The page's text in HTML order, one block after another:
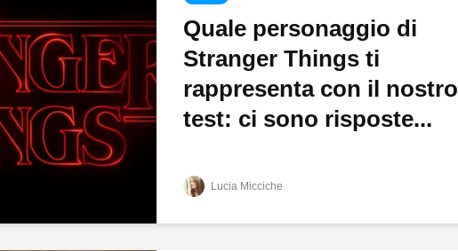
Quale personaggio di
Stranger Things ti
rappresenta con il nostro
test: ci sono risposte...
Lucia Micciche